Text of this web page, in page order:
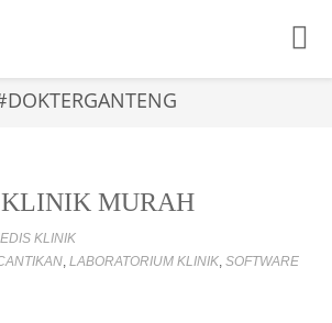
Toggle
KLINIK MURAH
KLINIK
, LABORATORIUM KLINIK, SOFTWARE